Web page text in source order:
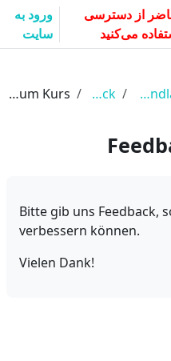
از دسترسی
می‌کنید
ورود به
سایت
Digitale Währungen - Grundlagen - öffentlicher Kurs
Feedback
Feedback zum Kurs
Bitte gib uns Feedback,
verbessern können.
Vielen Dank!